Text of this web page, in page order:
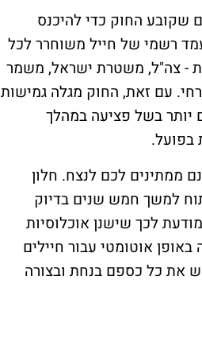
שקובע החוק כדי להיכנס
רשמי של חייל משוחרר לכל
המוכרות - צה"ל, משטרת ישראל, משמר
עם זאת, החוק מגלה גמישות
יותר בשל פציעה במהלך
בפועל.
ממתינים לכם לנצח. חלון
למשך חמש שנים בדיוק
לכך שישנן אוכלוסיות
אוטומטי עבור חיילים
את כל כספם בנחת ובצורה